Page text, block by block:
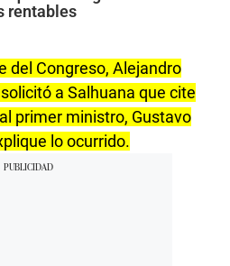
rentables
del Congreso, Alejandro
a Salhuana que cite
primer ministro, Gustavo
lo ocurrido.